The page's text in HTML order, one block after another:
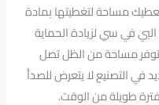
مساحة لتغطيتها بمادة
في سي لزيادة الحماية
مساحة من الظل تصل
في التصنيع لا يتعرض للصدأ
طويلة من الوقت.